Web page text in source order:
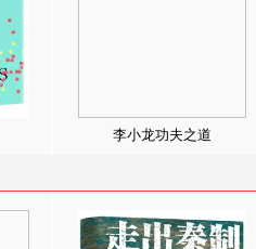
李小龙功夫之道